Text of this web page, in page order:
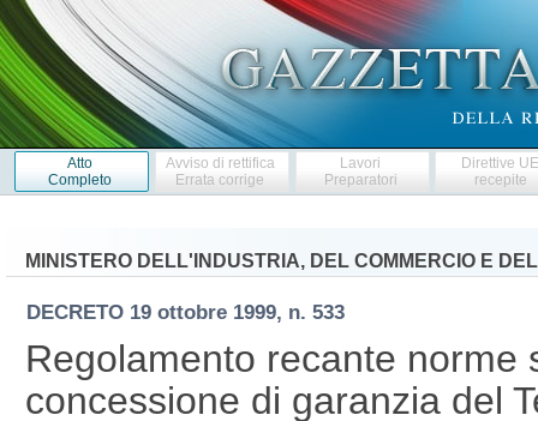
Atto
Completo
Avviso di rettifica
Errata corrige
Lavori
Preparatori
Direttive
recepite
MINISTERO DELL'INDUSTRIA, DEL COMMERCIO E
DECRETO 19 ottobre 1999, n. 533
Regolamento recante norme
concessione di garanzia del